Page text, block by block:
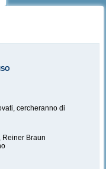
cercheranno di
Reiner Braun